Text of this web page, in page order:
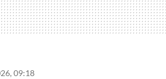
09:18